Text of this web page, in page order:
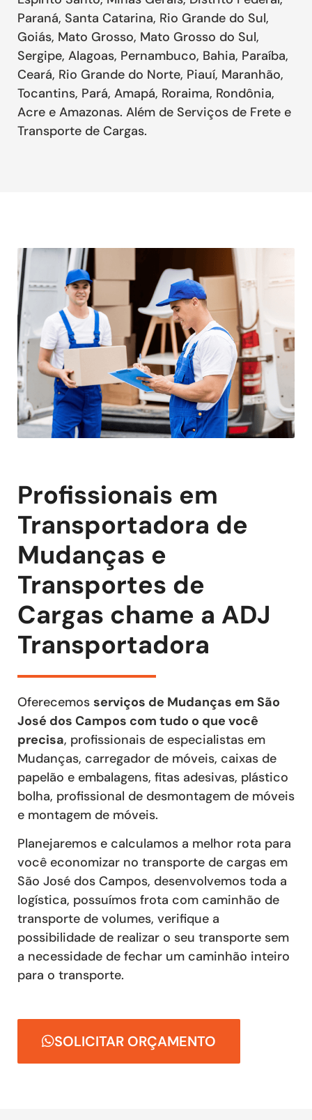
Paraná, Santa Catarina, Rio Grande do Sul,
Goiás, Mato Grosso, Mato Grosso do Sul,
Sergipe, Alagoas, Pernambuco, Bahia, Paraíba,
Ceará, Rio Grande do Norte, Piauí, Maranhão,
Tocantins, Pará, Amapá, Roraima, Rondônia,
Acre e Amazonas. Além de Serviços de Frete e
Transporte de Cargas.
Profissionais em
Transportadora de
Mudanças e
Transportes de
Cargas chame a ADJ
Transportadora
Oferecemos serviços de Mudanças em São
José dos Campos com tudo o que você
precisa, profissionais de especialistas em
Mudanças, carregador de móveis, caixas de
papelão e embalagens, fitas adesivas, plástico
bolha, profissional de desmontagem de móveis
e montagem de móveis.
Planejaremos e calculamos a melhor rota para
você economizar no transporte de cargas em
São José dos Campos, desenvolvemos toda a
logística, possuímos frota com caminhão de
transporte de volumes, verifique a
possibilidade de realizar o seu transporte sem
a necessidade de fechar um caminhão inteiro
para o transporte.
SOLICITAR ORÇAMENTO